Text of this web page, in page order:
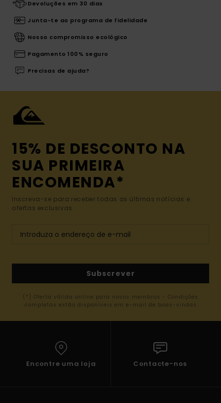
Devoluções em 30 dias
Junta-te ao programa de fidelidade
Nosso compromisso ecológico
Pagamento 100% seguro
Precisas de ajuda?
15% DE DESCONTO NA
SUA PRIMEIRA
ENCOMENDA*
Inscreva-se para receber todas as últimas notícias e
ofertas exclusivas.
Subscrever
(*) Oferta válida online para novos membros - Condições
completas estão disponíveis em e-mail de boas-vindas
Encontre uma loja Contacte-nos